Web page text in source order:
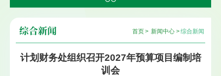
首页> 新闻中心 >综合新闻
综合新闻
计划财务处组织召开2027年预算项目编制培
训会